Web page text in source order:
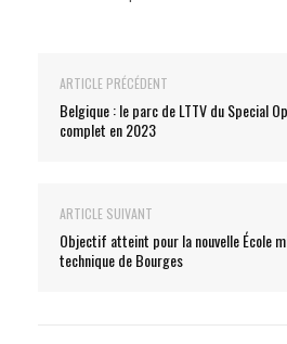
ARTICLE PRÉCÉDENT
Belgique : le parc de LTTV du Special
complet en 2023
ARTICLE SUIVANT
Objectif atteint pour la nouvelle École
technique de Bourges